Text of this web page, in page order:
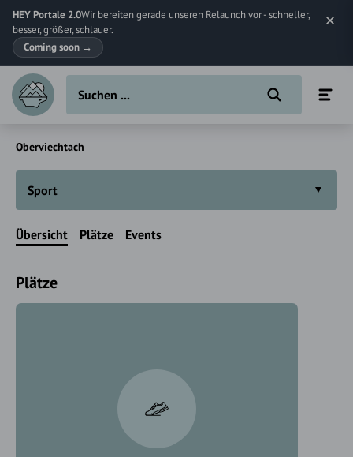
HEY Portale 2.0Wir bereiten gerade unseren Relaunch vor - schneller,
besser, größer, schlauer.
Coming soon →
Oberviechtach
Sport
Übersicht Plätze Events
Plätze